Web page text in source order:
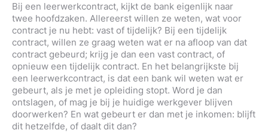
Bij een leerwerkcontract, kijkt de bank eigenlijk naar
twee hoofdzaken. Allereerst willen ze weten, wat voor
contract je nu hebt: vast of tijdelijk? Bij een tijdelijk
contract, willen ze graag weten wat er na afloop van dat
contract gebeurd; krijg je dan een vast contract, of
opnieuw een tijdelijk contract. En het belangrijkste bij
een leerwerkcontract, is dat een bank wil weten wat er
gebeurt, als je met je opleiding stopt. Word je dan
ontslagen, of mag je bij je huidige werkgever blijven
doorwerken? En wat gebeurt er dan met je inkomen: blijft
dit hetzelfde, of daalt dit dan?